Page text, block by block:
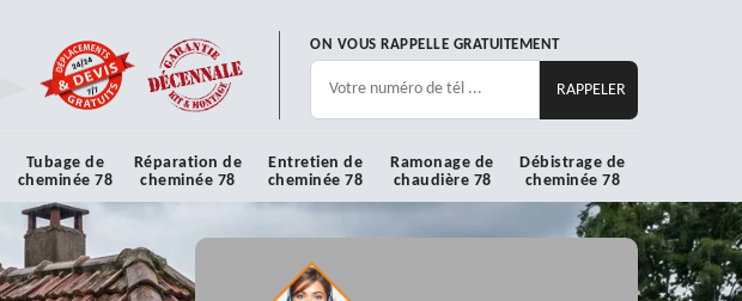
ON VOUS RAPPELLE GRATUITEMENT
Tubage de
cheminée 78
Réparation de
cheminée 78
Entretien de
cheminée 78
Ramonage de
chaudière 78
Débistrage de
cheminée 78